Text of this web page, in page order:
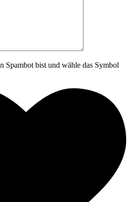
Spambot bist und wähle das Symbol